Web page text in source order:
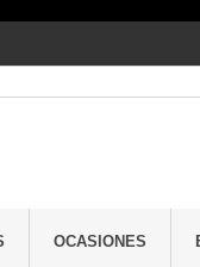
OCASIONES